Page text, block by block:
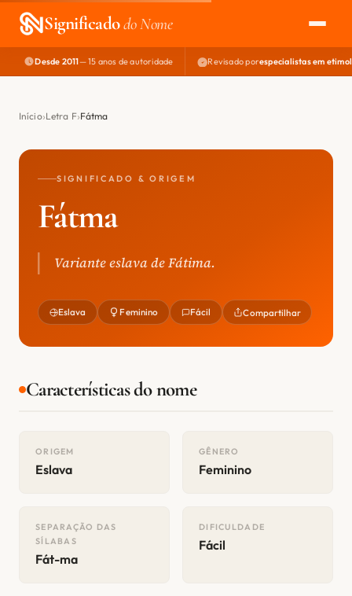
Significadodo Nome
EXPLORAR
NOME PERFEITO
Desde 2011— 15 anos de autoridade Revisado porespecialistas em
Início Letra F Fátma
SIGNIFICADO & ORIGEM
Fátma
Variante eslava de Fátima.
Eslava Feminino Fácil Compartilhar
Características do nome
ORIGEM
Eslava
GÊNERO
Feminino
SEPARAÇÃO DAS
SÍLABAS
Fát-ma
DIFICULDADE
Fácil